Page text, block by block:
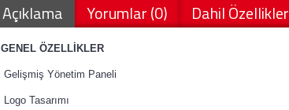
Açıklama Yorumlar (0) Dahil Özellikler
GENEL ÖZELLİKLER
Gelişmiş Yönetim Paneli
Logo Tasarımı